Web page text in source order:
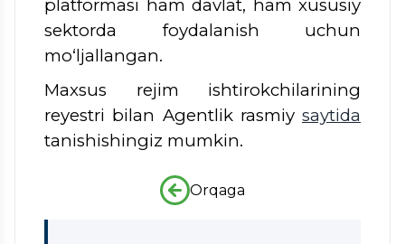
platformasi ham davlat, ham xususiy
sektorda foydalanish uchun
mo‘ljallangan.
Maxsus rejim ishtirokchilarining
reyestri bilan Agentlik rasmiy saytida
tanishishingiz mumkin.
Orqaga